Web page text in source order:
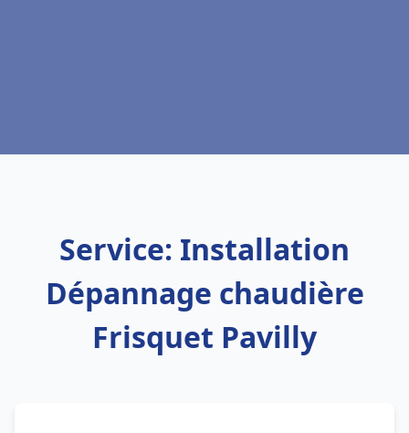
Service: Installation
Dépannage chaudière
Frisquet Pavilly